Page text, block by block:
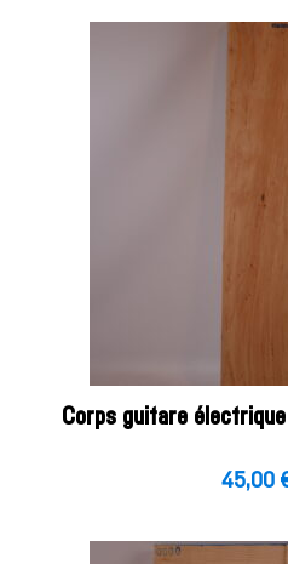
Corps guitare
45,00